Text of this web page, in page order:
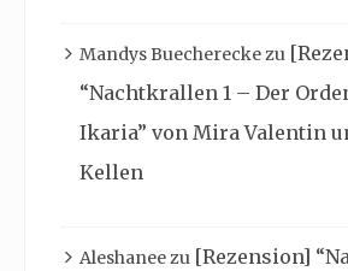
Mandys Buechereckezu
“Nachtkrallen 1 – Der
Ikaria” von Mira Valentin
Kellen
Aleshaneezu [Rezension]